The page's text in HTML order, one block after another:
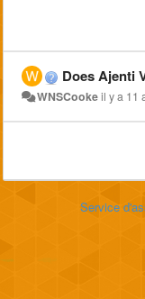
Does Ajenti V
WNSCookeil y a 11
Service